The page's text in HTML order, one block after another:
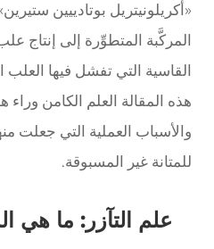
المركَّبة المتطوِّرة إلى إنتاج
القاسية التي تفشل فيها العلب
هذه المقالة العلم الكامن وراء
والأسباب العملية التي جعلت
للمتانة غير المسبوقة.
علم التآزر: ما هي